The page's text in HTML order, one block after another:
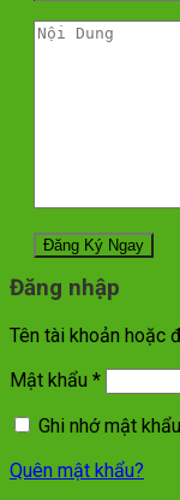
Đăng nhập
Tên tài khoản hoặc
Mật khẩu *
Ghi nhớ mật khẩu
Quên mật khẩu?